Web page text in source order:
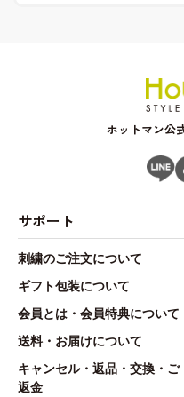
ホットマン公
サポート
刺繍のご注文について
ギフト包装について
会員とは・会員特典について
送料・お届けについて
キャンセル・返品・交換・ご
返金